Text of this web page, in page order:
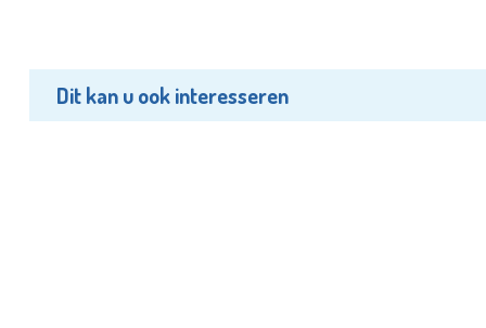
Dit kan u ook interesseren